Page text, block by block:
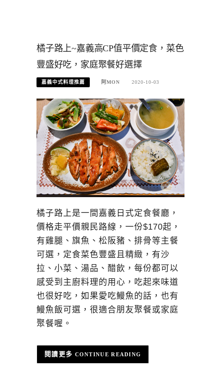
橘子路上~嘉義高CP值平價定食，菜色
豐盛好吃，家庭聚餐好選擇
嘉義中式料理推薦 阿MON 2020-10-03
橘子路上是一間嘉義日式定食餐廳，
價格走平價親民路線，一份$170起，
有雞腿、旗魚、松阪豬、排骨等主餐
可選，定食菜色豐盛且精緻，有沙
拉、小菜、湯品、醋飲，每份都可以
感受到主廚料理的用心，吃起來味道
也很好吃，如果愛吃鰻魚的話，也有
鰻魚飯可選，很適合朋友聚餐或家庭
聚餐喔。
CONTINUE READING